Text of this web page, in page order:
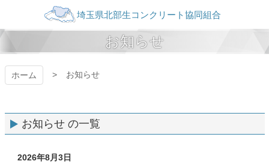
テ
ツ
本
埼玉県北部生コンク
お知らせ
ホーム お知らせ
お知らせ の一覧
2026年8月3日